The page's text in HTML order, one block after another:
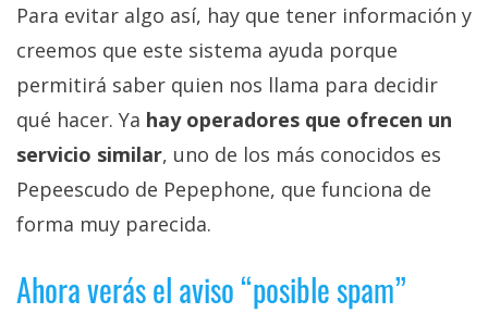
Para evitar algo así, hay que tener información y
creemos que este sistema ayuda porque
permitirá saber quien nos llama para decidir
qué hacer. Ya hay operadores que ofrecen un
servicio similar, uno de los más conocidos es
Pepeescudo de Pepephone, que funciona de
forma muy parecida.
Ahora verás el aviso “posible spam”